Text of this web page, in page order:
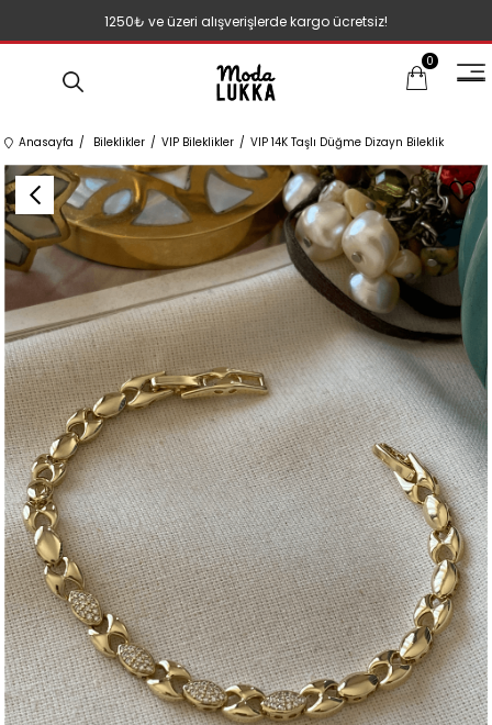
1250₺ ve üzeri alışverişlerde kargo ücretsiz!
0
Anasayfa Bileklikler VIP Bileklikler VIP 14K Taşlı Düğme Dizayn Bileklik